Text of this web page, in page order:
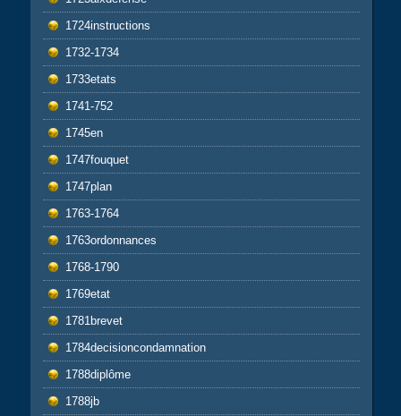
1724instructions
1732-1734
1733etats
1741-752
1745en
1747fouquet
1747plan
1763-1764
1763ordonnances
1768-1790
1769etat
1781brevet
1784decisioncondamnation
1788diplôme
1788jb